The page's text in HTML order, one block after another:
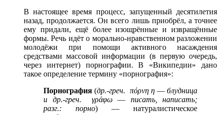
В настоящее время процесс, запущенный десятилетия
назад, продолжается. Он всего лишь приобрёл, а точнее
ему придали, ещё более изощрённые и извращённые
формы. Речь идёт о морально-нравственном разложении
молодёжи при помощи активного насаждения
средствами массовой информации (в первую очередь,
через интернет) порнографии. В «Википедии» дано
такое определение термину «порнография»:
Порнография (др.-греч. πόρνη η ― блудница
и др.-греч. γράφω ― писать, написать;
разг.: порно) ― натуралистическое